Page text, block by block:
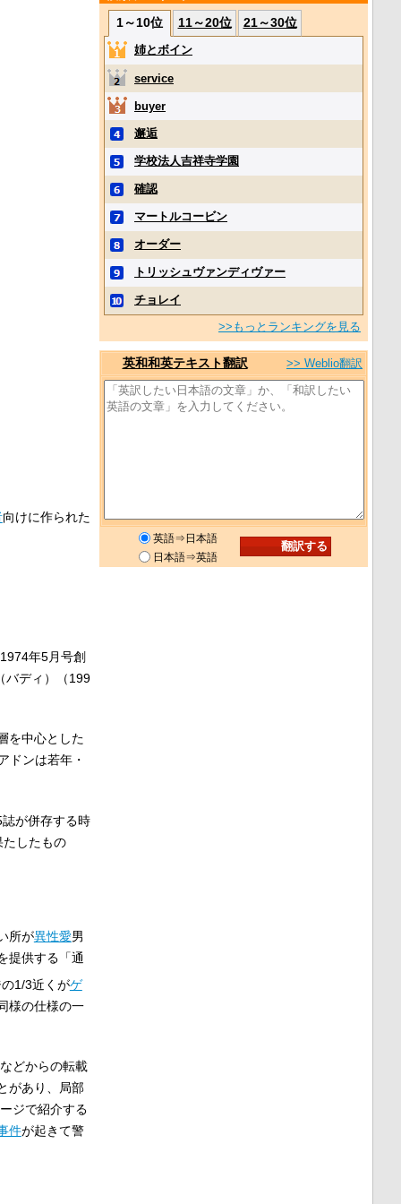
向けに作られた
1974年5月号創
バディ）（199
を中心とした
ドンは若年・
が併存する時
したもの
所が異性愛男
提供する「通
1/3近くがゲ
様の仕様の一
どからの転載
があり、局部
ジで紹介する
件が起きて警
1～10位
11～20位 21～30位
姉とボイン
service
buyer
邂逅
学校法人吉祥寺学園
確認
マートルコービン
オーダー
トリッシュヴァンディヴァー
チョレイ
>>もっとランキングを見る
英和和英テキスト翻訳 >> Weblio翻訳
英語⇒日本語
日本語⇒英語